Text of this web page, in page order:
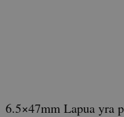
6.5×47mm Lapua yra